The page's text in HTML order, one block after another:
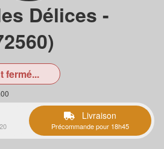
Délices -
fermé...
Livraison
Précommande pour 18h45